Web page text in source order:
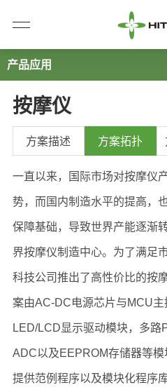
产品应用
按摩仪
方案描述 方案拓扑
一直以来，国际市场对按摩仪
势，而国内制造水平的提高，
保障基础，导致世界产能逐渐
界按摩仪制造中心。为了满足
科技公司推出了高性价比的按
案由AC-DC电源芯片与MCU
LED/LCD显示驱动模块，多路
ADC以及EEPROM存储器等
提供范例程序以及模块化程序